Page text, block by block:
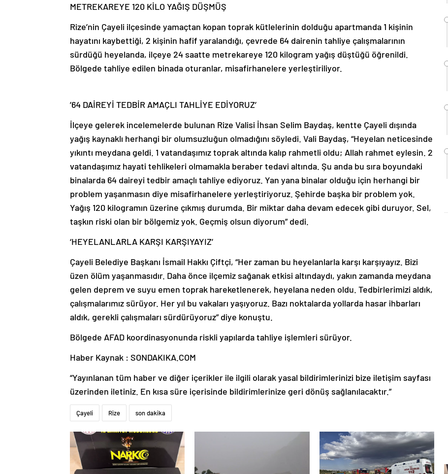
METREKAREYE 120 KİLO YAĞIŞ DÜŞMÜŞ
Rize’nin Çayeli ilçesinde yamaçtan kopan toprak kütlelerinin dolduğu apartmanda 1 kişinin
hayatını kaybettiği, 2 kişinin hafif yaralandığı, çevrede 64 dairenin tahliye çalışmalarının
sürdüğü heyelanda, ilçeye 24 saatte metrekareye 120 kilogram yağış düştüğü öğrenildi.
Bölgede tahliye edilen binada oturanlar, misafirhanelere yerleştiriliyor.
’64 DAİREYİ TEDBİR AMAÇLI TAHLİYE EDİYORUZ’
İlçeye gelerek incelemelerde bulunan Rize Valisi İhsan Selim Baydaş, kentte Çayeli dışında
yağış kaynaklı herhangi bir olumsuzluğun olmadığını söyledi. Vali Baydaş, “Heyelan neticesinde
yıkıntı meydana geldi. 1 vatandaşımız toprak altında kalıp rahmetli oldu; Allah rahmet eylesin. 2
vatandaşımız hayati tehlikeleri olmamakla beraber tedavi altında. Şu anda bu sıra boyundaki
binalarda 64 daireyi tedbir amaçlı tahliye ediyoruz. Yan yana binalar olduğu için herhangi bir
problem yaşanmasın diye misafirhanelere yerleştiriyoruz. Şehirde başka bir problem yok.
Yağış 120 kilogramın üzerine çıkmış durumda. Bir miktar daha devam edecek gibi duruyor. Sel,
taşkın riski olan bir bölgemiz yok. Geçmiş olsun diyorum” dedi.
‘HEYELANLARLA KARŞI KARŞIYAYIZ’
Çayeli Belediye Başkanı İsmail Hakkı Çiftçi, “Her zaman bu heyelanlarla karşı karşıyayız. Bizi
üzen ölüm yaşanmasıdır. Daha önce ilçemiz sağanak etkisi altındaydı, yakın zamanda meydana
gelen deprem ve suyu emen toprak hareketlenerek, heyelana neden oldu. Tedbirlerimizi aldık,
çalışmalarımız sürüyor. Her yıl bu vakaları yaşıyoruz. Bazı noktalarda yollarda hasar ihbarları
aldık, gerekli çalışmaları sürdürüyoruz” diye konuştu.
Bölgede AFAD koordinasyonunda riskli yapılarda tahliye işlemleri sürüyor.
Haber Kaynak : SONDAKIKA.COM
“Yayınlanan tüm haber ve diğer içerikler ile ilgili olarak yasal bildirimlerinizi bize iletişim sayfası
üzerinden iletiniz. En kısa süre içerisinde bildirimlerinize geri dönüş sağlanılacaktır.”
Çayeli Rize son dakika